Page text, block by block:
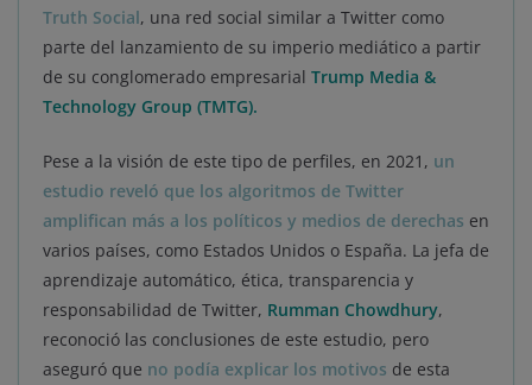
Truth Social, una red social similar a Twitter como
parte del lanzamiento de su imperio mediático a partir
de su conglomerado empresarial Trump Media &
Technology Group (TMTG).
Pese a la visión de este tipo de perfiles, en 2021, un
estudio reveló que los algoritmos de Twitter
amplifican más a los políticos y medios de derechas en
varios países, como Estados Unidos o España. La jefa de
aprendizaje automático, ética, transparencia y
responsabilidad de Twitter, Rumman Chowdhury,
reconoció las conclusiones de este estudio, pero
aseguró que no podía explicar los motivos de esta